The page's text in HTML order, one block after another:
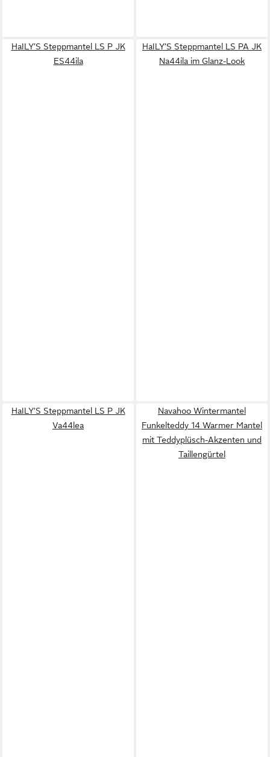
HaILY’S Steppmantel LS P JK
ES44ila
HaILY’S Steppmantel LS PA JK
Na44ila im Glanz-Look
HaILY’S Steppmantel LS P JK
Va44lea
Navahoo Wintermantel
Funkelteddy 14 Warmer Mantel
mit Teddyplüsch-Akzenten und
Taillengürtel